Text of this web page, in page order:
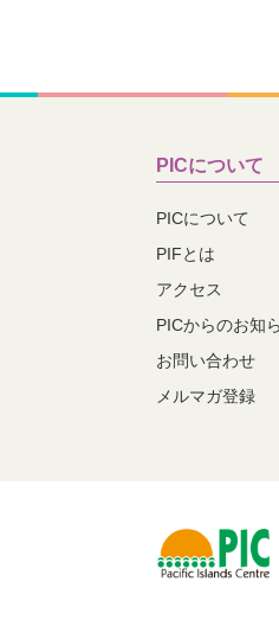
PICについて
PICについて
PIFとは
アクセス
PICからのお知
お問い合わせ
メルマガ登録